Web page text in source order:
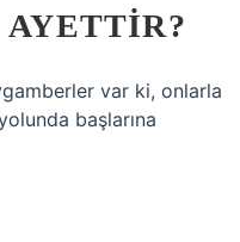
var ki, onlarla
başlarına